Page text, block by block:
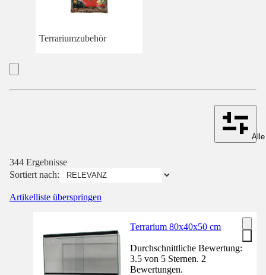
Terrariumzubehör
344 Ergebnisse
Sortiert nach:
Artikelliste überspringen
Terrarium 80x40x50 cm
Durchschnittliche Bewertung:
3.5 von 5 Sternen. 2
Bewertungen.